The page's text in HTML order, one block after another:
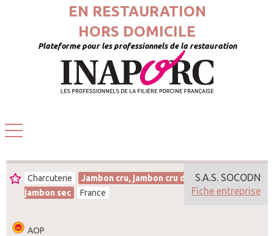
EN RESTAURATION
HORS DOMICILE
Plateforme pour les professionnels de la restauration
Charcuterie
Jambon cru, jambon cru de pays,
jambon sec
France
AOP
S.A.S. SOCODN
Fiche entreprise